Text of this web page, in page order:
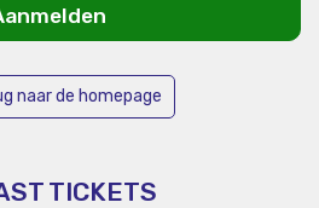
naar de homepage
TICKETS